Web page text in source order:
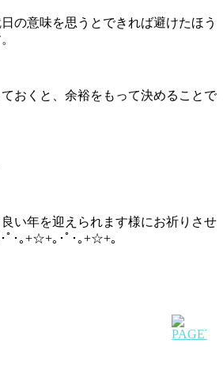
の意味を思うとできれば避けたほう
おくと、余裕をもって決めることで
い年を迎えられます様にお祈りさせ
ﾟ･｡+☆+｡･ﾟ･｡+☆+｡